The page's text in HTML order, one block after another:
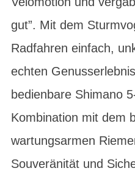
gut”. Mit dem
Radfahren einfach,
echten
bedienbare Shimano
Kombination mit dem
wartungsarmen
Souveränität und